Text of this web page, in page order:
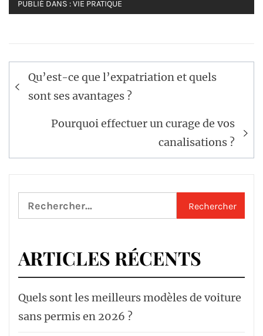
PUBLIÉ DANS :VIE PRATIQUE
Navigation
de
Qu’est-ce que l’expatriation et quels
sont ses avantages ?
Pourquoi effectuer un curage de vos
canalisations ?
Rechercher :
ARTICLES RÉCENTS
Quels sont les meilleurs modèles de voiture
sans permis en 2026 ?